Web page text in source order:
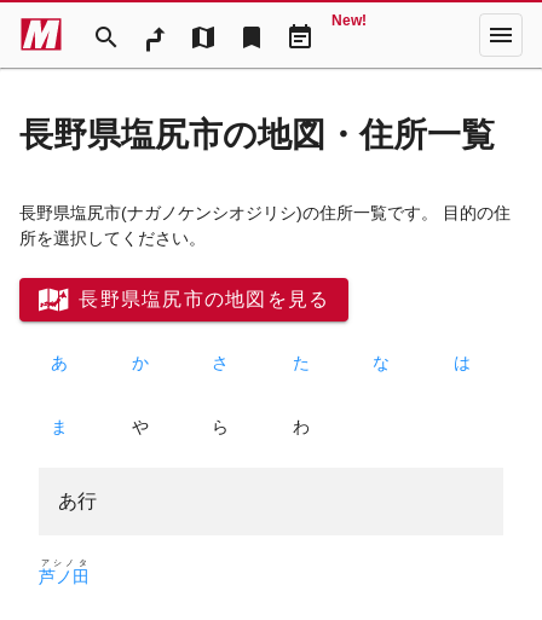
search map bookmark event_note
New! menu
長野県塩尻市の地図・住所一覧
長野県塩尻市(ナガノケンシオジリシ)の住所一覧です。 目的の住
所を選択してください。
長野県塩尻市の地図を見る
あ か さ た な は
ま や ら わ
あ行
芦ノ田
アシノタ